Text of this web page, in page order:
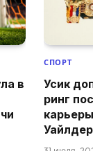
в
СПОРТ
Усик
ринг